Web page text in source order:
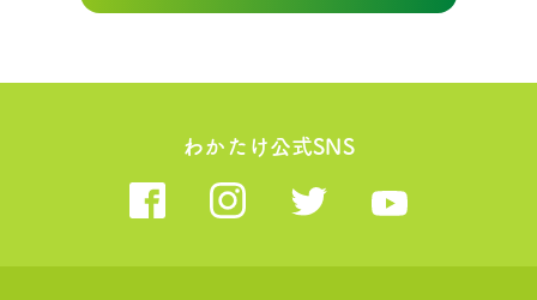
わかたけ公式SNS